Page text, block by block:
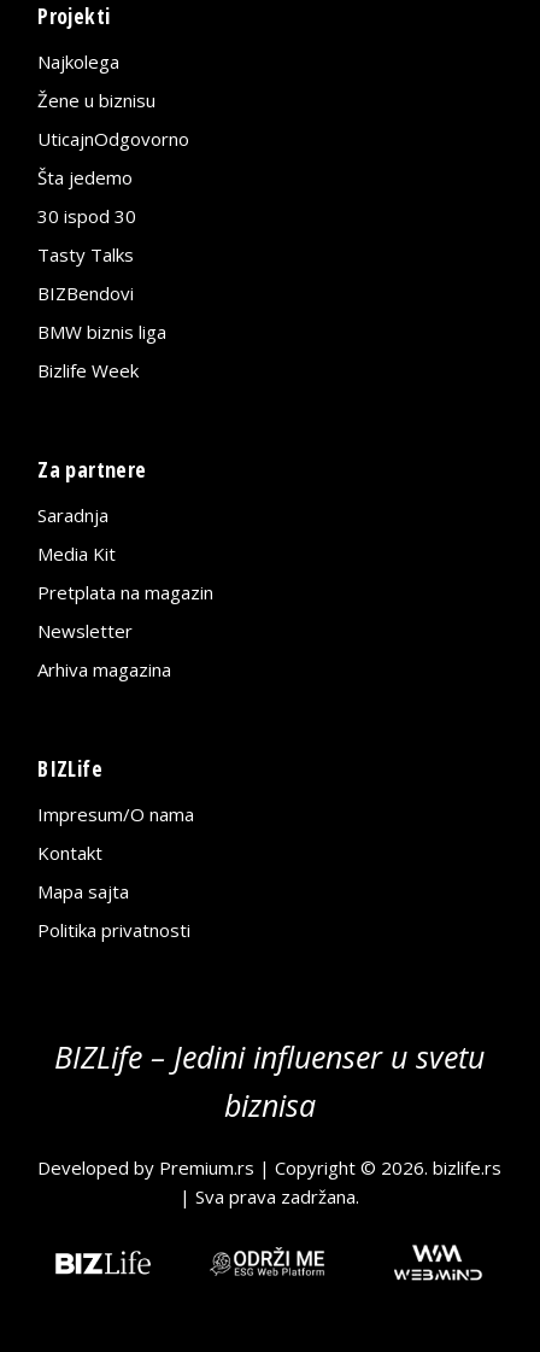
Projekti
Najkolega
Žene u biznisu
UticajnOdgovorno
Šta jedemo
30 ispod 30
Tasty Talks
BIZBendovi
BMW biznis liga
Bizlife Week
Za partnere
Saradnja
Media Kit
Pretplata na magazin
Newsletter
Arhiva magazina
BIZLife
Impresum/O nama
Kontakt
Mapa sajta
Politika privatnosti
BIZLife – Jedini influenser u svetu
biznisa
Developed by Premium.rs | Copyright © 2026.bizlife.rs
| Sva prava zadržana.